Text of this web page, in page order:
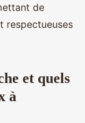
de
respectueuses
et quels
à